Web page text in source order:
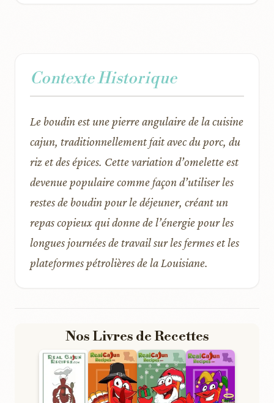
Contexte Historique
Le boudin est une pierre angulaire de la cuisine
cajun, traditionnellement fait avec du porc, du
riz et des épices. Cette variation d’omelette est
devenue populaire comme façon d’utiliser les
restes de boudin pour le déjeuner, créant un
repas copieux qui donne de l’énergie pour les
longues journées de travail sur les fermes et les
plateformes pétrolières de la Louisiane.
Nos Livres de Recettes